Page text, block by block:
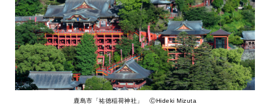
鹿島市「祐徳稲荷神社」 ⒸHideki Mizuta